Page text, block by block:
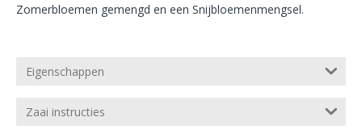
Zomerbloemen gemengd en een Snijbloemenmengsel.
Eigenschappen
Zaai instructies